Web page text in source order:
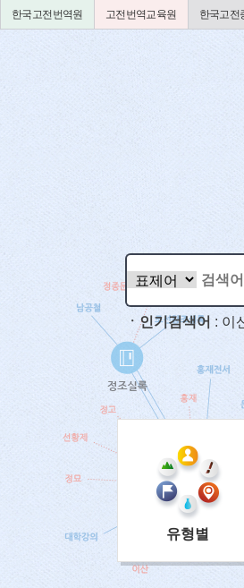
한국고전번역원 고전번역교육원 한국고전
ㆍ인기검색어 : 이
유형별